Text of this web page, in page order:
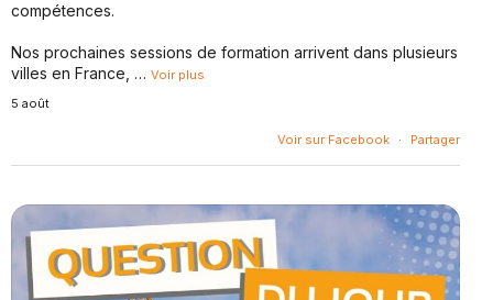
compétences.
Nos prochaines sessions de formation arrivent dans plusieurs
villes en France, …Voir plus
5 août
Voir sur Facebook · Partager